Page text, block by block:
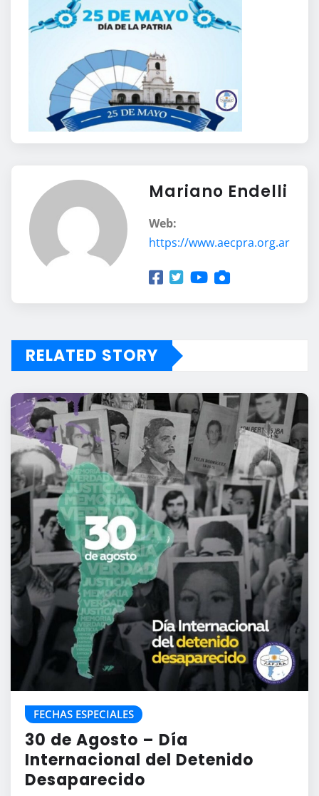
Mariano Endelli
Web:
https://www.aecpra.org.ar
RELATED STORY
FECHAS ESPECIALES
30 de Agosto – Día
Internacional del Detenido
Desaparecido